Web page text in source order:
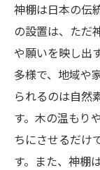
神棚は日本の伝
の設置は、ただ
や願いを映し出
多様で、地域や
られるのは自然
す。木の温もり
ちにさせるだけ
す。また、神棚